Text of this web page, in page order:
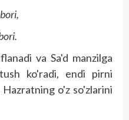
va Sa'd manzilga
ko'radi, endi pirni
o'z so'zlarini